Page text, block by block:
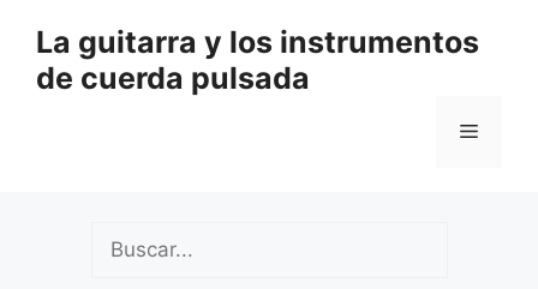
contenido
La guitarra y los instrumentos
de cuerda pulsada
Menú